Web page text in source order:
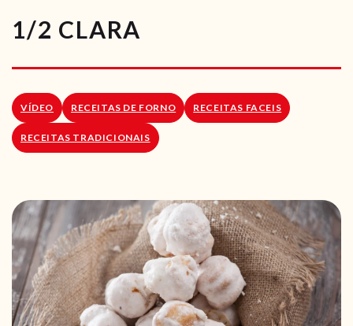
RECEITAS VEGGIE
SOBRE NÓS
LOJA ONLINE
1/2 CLARA
VÍDEO RECEITAS DE FORNO RECEITAS FACEIS
RECEITAS TRADICIONAIS